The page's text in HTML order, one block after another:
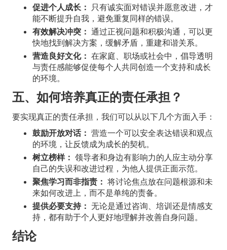
促进个人成长： 只有诚实面对错误并愿意改进，才
能不断提升自我，避免重复同样的错误。
有效解决冲突： 通过正视问题和积极沟通，可以更
快地找到解决方案，缓解矛盾，重建和谐关系。
营造良好文化： 在家庭、职场或社会中，倡导透明
与责任感能够促使每个人共同创造一个支持和成长
的环境。
五、如何培养真正的责任承担？
要实现真正的责任承担，我们可以从以下几个方面入手：
鼓励开放对话： 营造一个可以安全表达错误和观点
的环境，让反馈成为成长的契机。
树立榜样： 领导者和身边有影响力的人应主动分享
自己的失误和改进过程，为他人提供正面示范。
聚焦学习而非指责： 将讨论焦点放在问题根源和未
来如何改进上，而不是单纯的责备。
提供必要支持： 无论是通过咨询、培训还是情感支
持，都有助于个人更好地理解并改善自身问题。
结论